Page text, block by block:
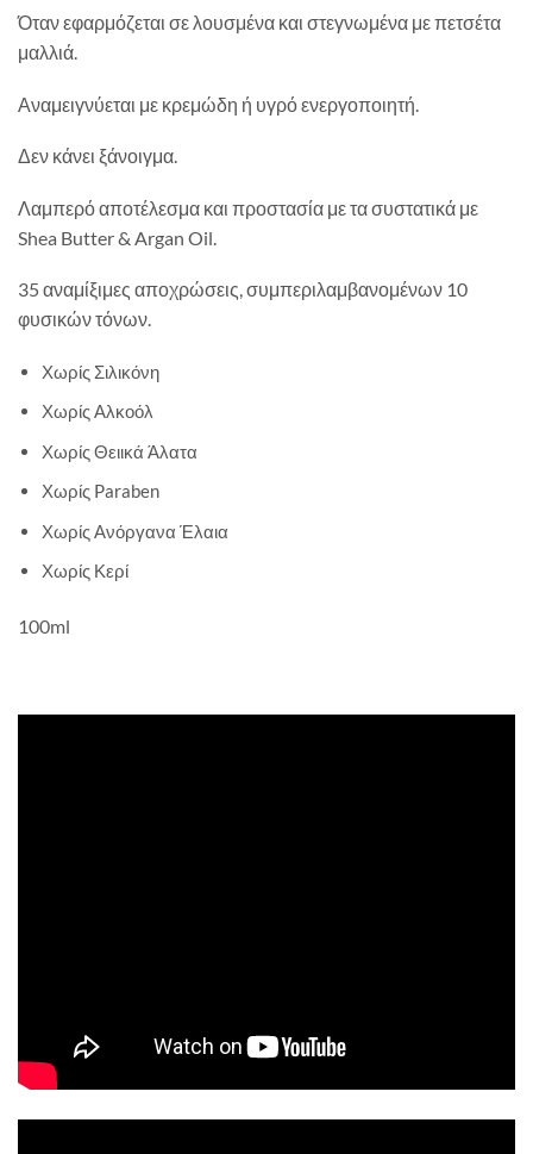
Όταν εφαρμόζεται σε λουσμένα και στεγνωμένα με πετσέτα
μαλλιά.
Αναμειγνύεται με κρεμώδη ή υγρό ενεργοποιητή.
Δεν κάνει ξάνοιγμα.
Λαμπερό αποτέλεσμα και προστασία με τα συστατικά με
Shea Butter & Argan Oil.
35 αναμίξιμες αποχρώσεις, συμπεριλαμβανομένων 10
φυσικών τόνων.
Χωρίς Σιλικόνη
Χωρίς Αλκοόλ
Χωρίς Θειικά Άλατα
Χωρίς Paraben
Χωρίς Ανόργανα Έλαια
Χωρίς Κερί
100ml